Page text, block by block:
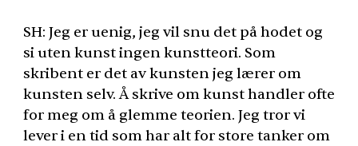
SH: Jeg er uenig, jeg vil snu det på hodet og
si uten kunst ingen kunstteori. Som
skribent er det av kunsten jeg lærer om
kunsten selv. Å skrive om kunst handler ofte
for meg om å glemme teorien. Jeg tror vi
lever i en tid som har alt for store tanker om